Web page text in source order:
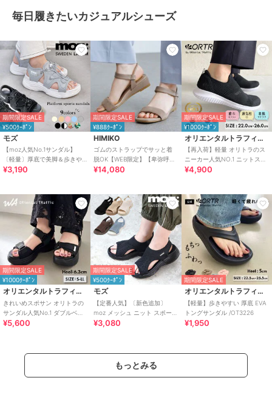
毎日履きたいカジュアルシューズ
期間限定SALE
¥500ｸｰﾎﾟﾝ
モズ
【moz人気No.1サンダル】
〔軽量〕厚底で美脚＆歩きや
すい！疲れにくいフィット感
¥3,190
期間限定SALE
¥888ｸｰﾎﾟﾝ
HIMIKO
ゴムのストラップでサッと着
脱OK【WEB限定】【卑弥呼
26SS】ゴムストラップサンダ
¥14,080
期間限定SALE
¥1000ｸｰﾎﾟﾝ
オリエンタルトラフィック
【再入荷】軽量 オリトラのス
ニーカー人気NO.1 ニットスニ
ーカー スリッポン /3709
¥4,900
期間限定SALE
¥1000ｸｰﾎﾟﾝ
オリエンタルトラフィック
きれいめスポサン オリトラの
サンダル人気No.1 ダブルベル
ト スポーツサンダル /42207
¥5,600
期間限定SALE
¥500ｸｰﾎﾟﾝ
モズ
【定番人気】〔新色追加〕
moz メッシュ ニット スポーツ
サンダル
¥3,080
期間限定SALE
オリエンタルトラフィック
【軽量】歩きやすい 厚底 EVA
トングサンダル /OT3226
¥1,950
もっとみる